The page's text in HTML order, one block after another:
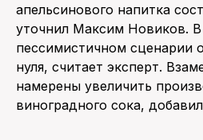
апельсинового напитка
уточнил Максим Новиков. В
пессимистичном сценарии
нуля, считает эксперт.
намерены увеличить
виноградного сока,